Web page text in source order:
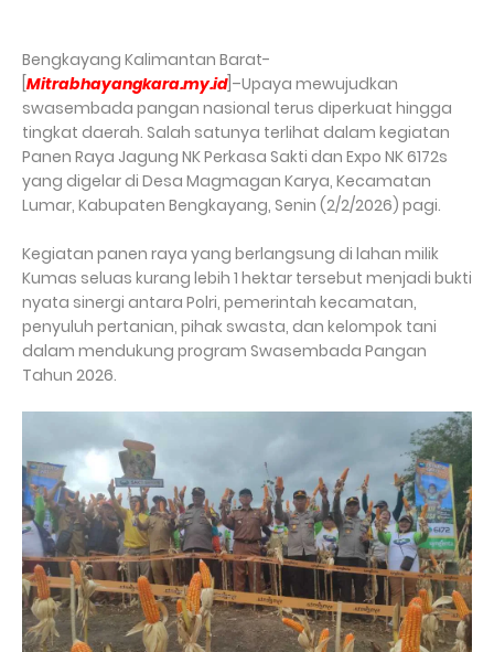
Bengkayang Kalimantan Barat-
Mitrabhayangkara.my.id]–Upaya mewujudkan
swasembada pangan nasional terus diperkuat hingga
tingkat daerah. Salah satunya terlihat dalam kegiatan
Panen Raya Jagung NK Perkasa Sakti dan Expo NK 6172s
yang digelar di Desa Magmagan Karya, Kecamatan
Lumar, Kabupaten Bengkayang, Senin (2/2/2026) pagi.
Kegiatan panen raya yang berlangsung di lahan milik
Kumas seluas kurang lebih 1 hektar tersebut menjadi bukti
nyata sinergi antara Polri, pemerintah kecamatan,
penyuluh pertanian, pihak swasta, dan kelompok tani
dalam mendukung program Swasembada Pangan
Tahun 2026.